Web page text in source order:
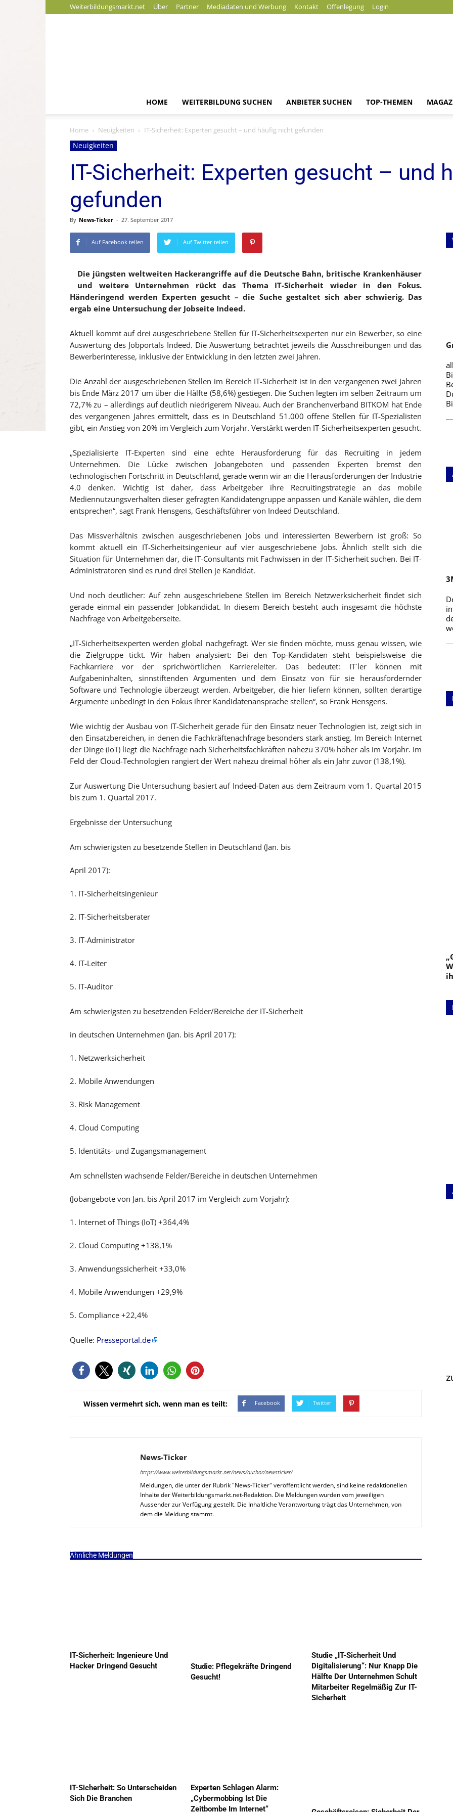
Weiterbildungsmarkt.net Über Partner Mediadaten und Werbung Kontakt Offenlegung Login
HOME WEITERBILDUNG SUCHEN ANBIETER SUCHEN TOP-THEMEN
Home Neuigkeiten IT-Sicherheit: Experten gesucht – und häufig nicht gefunden
Neuigkeiten
IT-Sicherheit: Experten gesucht – und
gefunden
By News-Ticker - 27. September 2017
Auf Facebook teilen Auf Twitter teilen
Die jüngsten weltweiten Hackerangriffe auf die Deutsche Bahn, britische Krankenhäuser
und weitere Unternehmen rückt das Thema IT-Sicherheit wieder in den Fokus.
Händeringend werden Experten gesucht – die Suche gestaltet sich aber schwierig. Das
ergab eine Untersuchung der Jobseite Indeed.
Aktuell kommt auf drei ausgeschriebene Stellen für IT-Sicherheitsexperten nur ein Bewerber, so eine
Auswertung des Jobportals Indeed. Die Auswertung betrachtet jeweils die Ausschreibungen und das
Bewerberinteresse, inklusive der Entwicklung in den letzten zwei Jahren.
Die Anzahl der ausgeschriebenen Stellen im Bereich IT-Sicherheit ist in den vergangenen zwei Jahren
bis Ende März 2017 um über die Hälfte (58,6%) gestiegen. Die Suchen legten im selben Zeitraum um
72,7% zu – allerdings auf deutlich niedrigerem Niveau. Auch der Branchenverband BITKOM hat Ende
des vergangenen Jahres ermittelt, dass es in Deutschland 51.000 offene Stellen für IT-Spezialisten
gibt, ein Anstieg von 20% im Vergleich zum Vorjahr. Verstärkt werden IT-Sicherheitsexperten gesucht.
„Spezialisierte IT-Experten sind eine echte Herausforderung für das Recruiting in jedem
Unternehmen. Die Lücke zwischen Jobangeboten und passenden Experten bremst den
technologischen Fortschritt in Deutschland, gerade wenn wir an die Herausforderungen der Industrie
4.0 denken. Wichtig ist daher, dass Arbeitgeber ihre Recruitingstrategie an das mobile
Mediennutzungsverhalten dieser gefragten Kandidatengruppe anpassen und Kanäle wählen, die dem
entsprechen“, sagt Frank Hensgens, Geschäftsführer von Indeed Deutschland.
Das Missverhältnis zwischen ausgeschriebenen Jobs und interessierten Bewerbern ist groß: So
kommt aktuell ein IT-Sicherheitsingenieur auf vier ausgeschriebene Jobs. Ähnlich stellt sich die
Situation für Unternehmen dar, die IT-Consultants mit Fachwissen in der IT-Sicherheit suchen. Bei IT-
Administratoren sind es rund drei Stellen je Kandidat.
Und noch deutlicher: Auf zehn ausgeschriebene Stellen im Bereich Netzwerksicherheit findet sich
gerade einmal ein passender Jobkandidat. In diesem Bereich besteht auch insgesamt die höchste
Nachfrage von Arbeitgeberseite.
„IT-Sicherheitsexperten werden global nachgefragt. Wer sie finden möchte, muss genau wissen, wie
die Zielgruppe tickt. Wir haben analysiert: Bei den Top-Kandidaten steht beispielsweise die
Fachkarriere vor der sprichwörtlichen Karriereleiter. Das bedeutet: IT´ler können mit
Aufgabeninhalten, sinnstiftenden Argumenten und dem Einsatz von für sie herausfordernder
Software und Technologie überzeugt werden. Arbeitgeber, die hier liefern können, sollten derartige
Argumente unbedingt in den Fokus ihrer Kandidatenansprache stellen“, so Frank Hensgens.
Wie wichtig der Ausbau von IT-Sicherheit gerade für den Einsatz neuer Technologien ist, zeigt sich in
den Einsatzbereichen, in denen die Fachkräftenachfrage besonders stark anstieg. Im Bereich Internet
der Dinge (IoT) liegt die Nachfrage nach Sicherheitsfachkräften nahezu 370% höher als im Vorjahr. Im
Feld der Cloud-Technologien rangiert der Wert nahezu dreimal höher als ein Jahr zuvor (138,1%).
Zur Auswertung Die Untersuchung basiert auf Indeed-Daten aus dem Zeitraum vom 1. Quartal 2015
bis zum 1. Quartal 2017.
Ergebnisse der Untersuchung
Am schwierigsten zu besetzende Stellen in Deutschland (Jan. bis
April 2017):
1. IT-Sicherheitsingenieur
2. IT-Sicherheitsberater
3. IT-Administrator
4. IT-Leiter
5. IT-Auditor
Am schwierigsten zu besetzenden Felder/Bereiche der IT-Sicherheit
in deutschen Unternehmen (Jan. bis April 2017):
1. Netzwerksicherheit
2. Mobile Anwendungen
3. Risk Management
4. Cloud Computing
5. Identitäts- und Zugangsmanagement
Am schnellsten wachsende Felder/Bereiche in deutschen Unternehmen
(Jobangebote von Jan. bis April 2017 im Vergleich zum Vorjahr):
1. Internet of Things (IoT) +364,4%
2. Cloud Computing +138,1%
3. Anwendungssicherheit +33,0%
4. Mobile Anwendungen +29,9%
5. Compliance +22,4%
Quelle: Presseportal.de
Wissen vermehrt sich, wenn man es teilt: Facebook Twitter
News-Ticker
https://www.weiterbildungsmarkt.net/news/author/newsticker/
Meldungen, die unter der Rubrik "News-Ticker" veröffentlicht werden, sind keine redaktionellen
Inhalte der Weiterbildungsmarkt.net-Redaktion. Die Meldungen wurden vom jeweiligen
Aussender zur Verfügung gestellt. Die Inhaltliche Verantwortung trägt das Unternehmen, von
dem die Meldung stammt.
Ähnliche Meldungen
IT-Sicherheit: Ingenieure Und
Hacker Dringend Gesucht
Studie: Pflegekräfte Dringend
Gesucht!
Studie „IT-Sicherheit Und
Digitalisierung“: Nur Knapp Die
Hälfte Der Unternehmen Schult
Mitarbeiter Regelmäßig Zur IT-
Sicherheit
IT-Sicherheit: So Unterscheiden
Sich Die Branchen
Experten Schlagen Alarm:
„Cybermobbing Ist Die
Zeitbombe Im Internet“
„